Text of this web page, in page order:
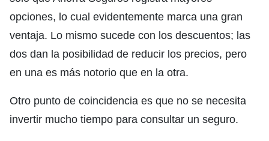
opciones, lo cual evidentemente marca una gran
ventaja. Lo mismo sucede con los descuentos; las
dos dan la posibilidad de reducir los precios, pero
en una es más notorio que en la otra.
Otro punto de coincidencia es que no se necesita
invertir mucho tiempo para consultar un seguro.